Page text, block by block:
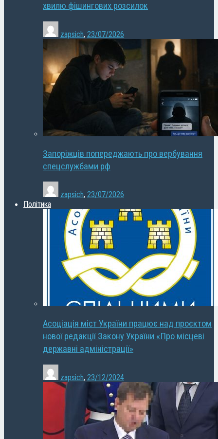
хвилю фішингових розсилок
zapsich, 23/07/2026
Запоріжців попереджають про вербування
спецслужбами рф
zapsich, 23/07/2026
Політика
Асоціація міст України працює над проєктом
нової редакції Закону України «Про місцеві
державні адміністрації»
zapsich, 23/12/2024